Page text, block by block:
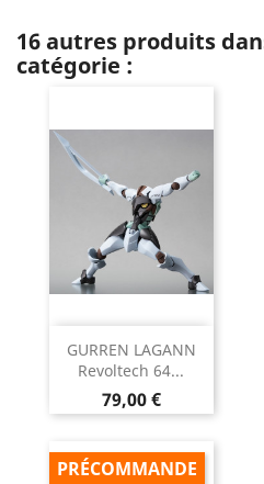
16 autres produits
catégorie :
GURREN LAGANN
Revoltech 64...
Prix
79,00 €
PRÉCOMMANDE